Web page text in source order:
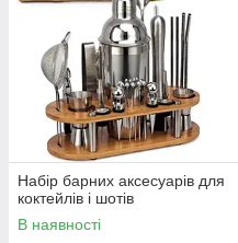
Набір барних аксесуарів для
коктейлів і шотів
В наявності